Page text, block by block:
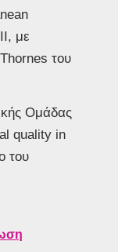
με
του
Ομάδας
quality in
του